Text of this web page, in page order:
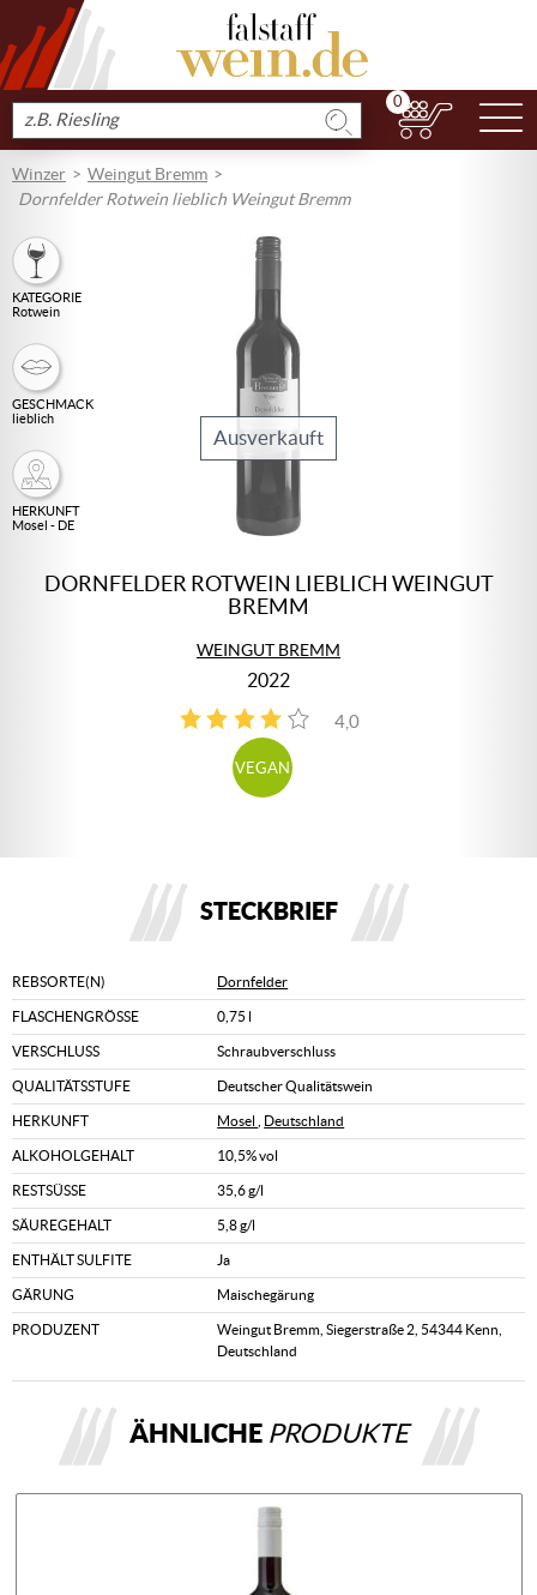
Produkt
suchen
0
Winzer
Weingut Bremm
Dornfelder Rotwein lieblich Weingut Bremm
KATEGORIE
Rotwein
GESCHMACK
lieblich
HERKUNFT
Mosel - DE
Ausverkauft
DORNFELDER ROTWEIN LIEBLICH WEINGUT
BREMM
WEINGUT BREMM
2022
4,0
2
VEGAN
STECKBRIEF
REBSORTE(N) Dornfelder
FLASCHENGRÖSSE 0,75 l
VERSCHLUSS Schraubverschluss
QUALITÄTSSTUFE Deutscher Qualitätswein
HERKUNFT Mosel Deutschland
ALKOHOLGEHALT 10,5% vol
RESTSÜSSE 35,6 g/l
SÄUREGEHALT 5,8 g/l
ENTHÄLT SULFITE Ja
GÄRUNG Maischegärung
PRODUZENT
Weingut Bremm, Siegerstraße 2, 54344 Kenn,
Deutschland
ÄHNLICHE PRODUKTE